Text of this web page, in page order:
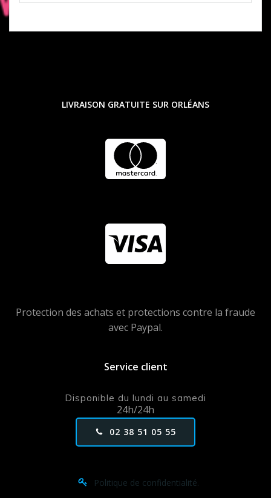
LIVRAISON GRATUITE SUR ORLÉANS
Protection des achats et protections contre la fraude
avec Paypal.
Service client
Disponible du lundi au samedi
24h/24h
02 38 51 05 55
Politique de confidentialité.